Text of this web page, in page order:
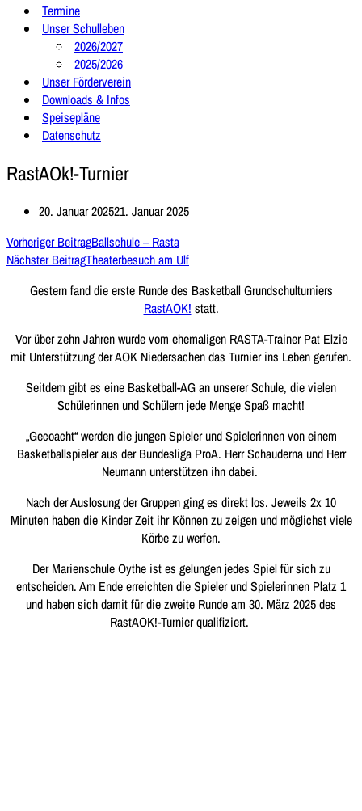
Termine
Unser Schulleben
2026/2027
2025/2026
Unser Förderverein
Downloads & Infos
Speisepläne
Datenschutz
RastAOk!-Turnier
20. Januar 202521. Januar 2025
Vorheriger BeitragBallschule – Rasta
Nächster BeitragTheaterbesuch am Ulf
Gestern fand die erste Runde des Basketball Grundschulturniers
RastAOK! statt.
Vor über zehn Jahren wurde vom ehemaligen RASTA-Trainer Pat Elzie
mit Unterstützung der AOK Niedersachen das Turnier ins Leben gerufen.
Seitdem gibt es eine Basketball-AG an unserer Schule, die vielen
Schülerinnen und Schülern jede Menge Spaß macht!
„Gecoacht“ werden die jungen Spieler und Spielerinnen von einem
Basketballspieler aus der Bundesliga ProA. Herr Schauderna und Herr
Neumann unterstützen ihn dabei.
Nach der Auslosung der Gruppen ging es direkt los. Jeweils 2x 10
Minuten haben die Kinder Zeit ihr Können zu zeigen und möglichst viele
Körbe zu werfen.
Der Marienschule Oythe ist es gelungen jedes Spiel für sich zu
entscheiden. Am Ende erreichten die Spieler und Spielerinnen Platz 1
und haben sich damit für die zweite Runde am 30. März 2025 des
RastAOK!-Turnier qualifiziert.